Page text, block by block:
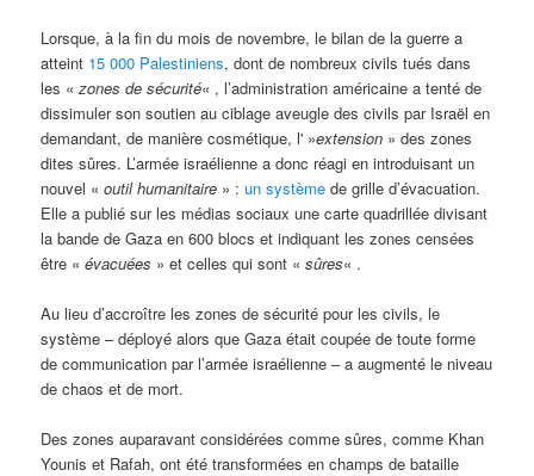
Lorsque, à la fin du mois de novembre, le bilan de la guerre a
atteint 15 000 Palestiniens, dont de nombreux civils tués dans
les «zones de sécurité« , l’administration américaine a tenté de
dissimuler son soutien au ciblage aveugle des civils par Israël en
demandant, de manière cosmétique, l' »extension » des zones
dites sûres. L’armée israélienne a donc réagi en introduisant un
nouvel «outil humanitaire » :un système de grille d’évacuation.
Elle a publié sur les médias sociaux une carte quadrillée divisant
la bande de Gaza en 600 blocs et indiquant les zones censées
être «évacuées » et celles qui sont «sûres« .
Au lieu d’accroître les zones de sécurité pour les civils, le
système – déployé alors que Gaza était coupée de toute forme
de communication par l’armée israélienne – a augmenté le niveau
de chaos et de mort.
Des zones auparavant considérées comme sûres, comme Khan
Younis et Rafah, ont été transformées en champs de bataille